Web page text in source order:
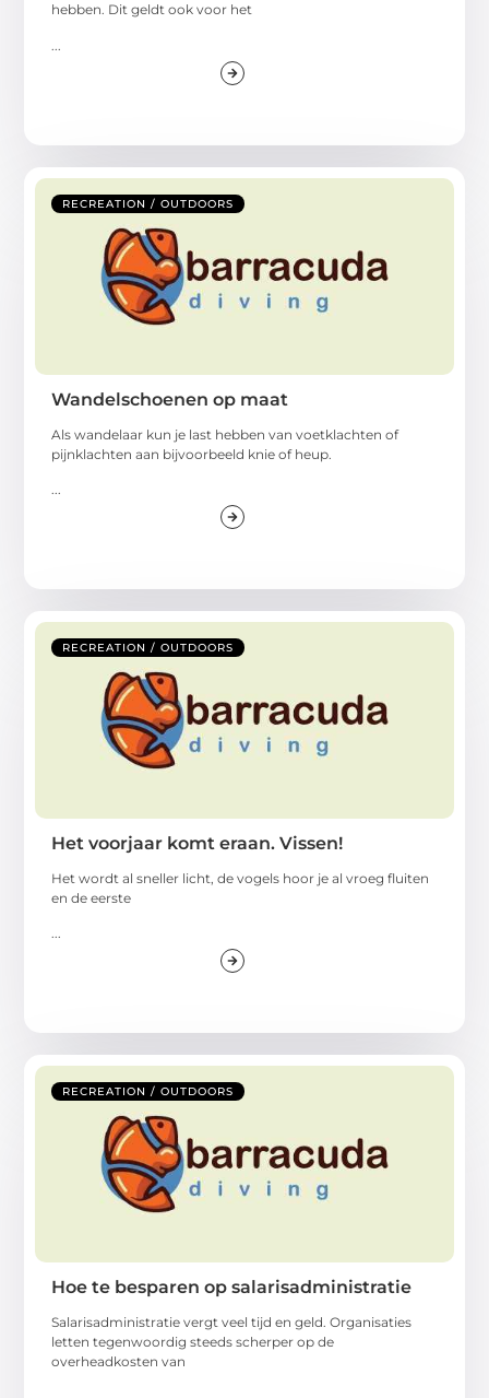
hebben. Dit geldt ook voor het
RECREATION / OUTDOORS
Wandelschoenen op maat
Als wandelaar kun je last hebben van voetklachten of
pijnklachten aan bijvoorbeeld knie of heup.
RECREATION / OUTDOORS
Het voorjaar komt eraan. Vissen!
Het wordt al sneller licht, de vogels hoor je al vroeg fluiten
en de eerste
...
RECREATION / OUTDOORS
Hoe te besparen op salarisadministratie
Salarisadministratie vergt veel tijd en geld. Organisaties
letten tegenwoordig steeds scherper op de
overheadkosten van